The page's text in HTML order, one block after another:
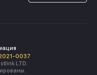
0037
LTD.